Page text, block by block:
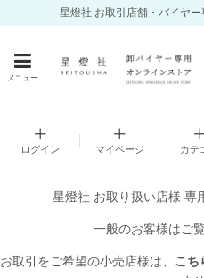
星燈社 お取引店舗・バイヤー
メニュー
ログイン マイページ カテ
星燈社 お取り扱い店様 専
一般のお客様はご
お取引をご希望の小売店様は、 こち